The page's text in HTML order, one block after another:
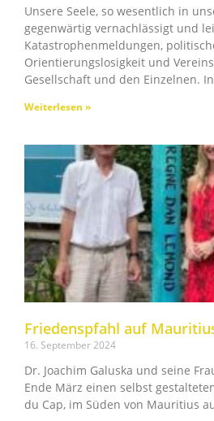
Unsere Seele, so wesentlich in
gegenwärtig vernachlässigt und
Katastrophenmeldungen,
Orientierungslosigkeit und
Gesellschaft und den Einzelnen.
Weiterlesen »
Friedenspfahl auf
16. September 2024
Dr. Joachim Galuska und seine
Ende März einen selbst
du Cap, im Süden von Mauritius